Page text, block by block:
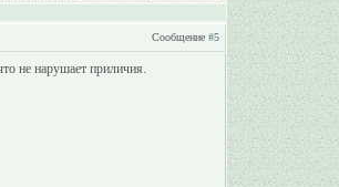
Сообщение #5
не нарушает приличия.